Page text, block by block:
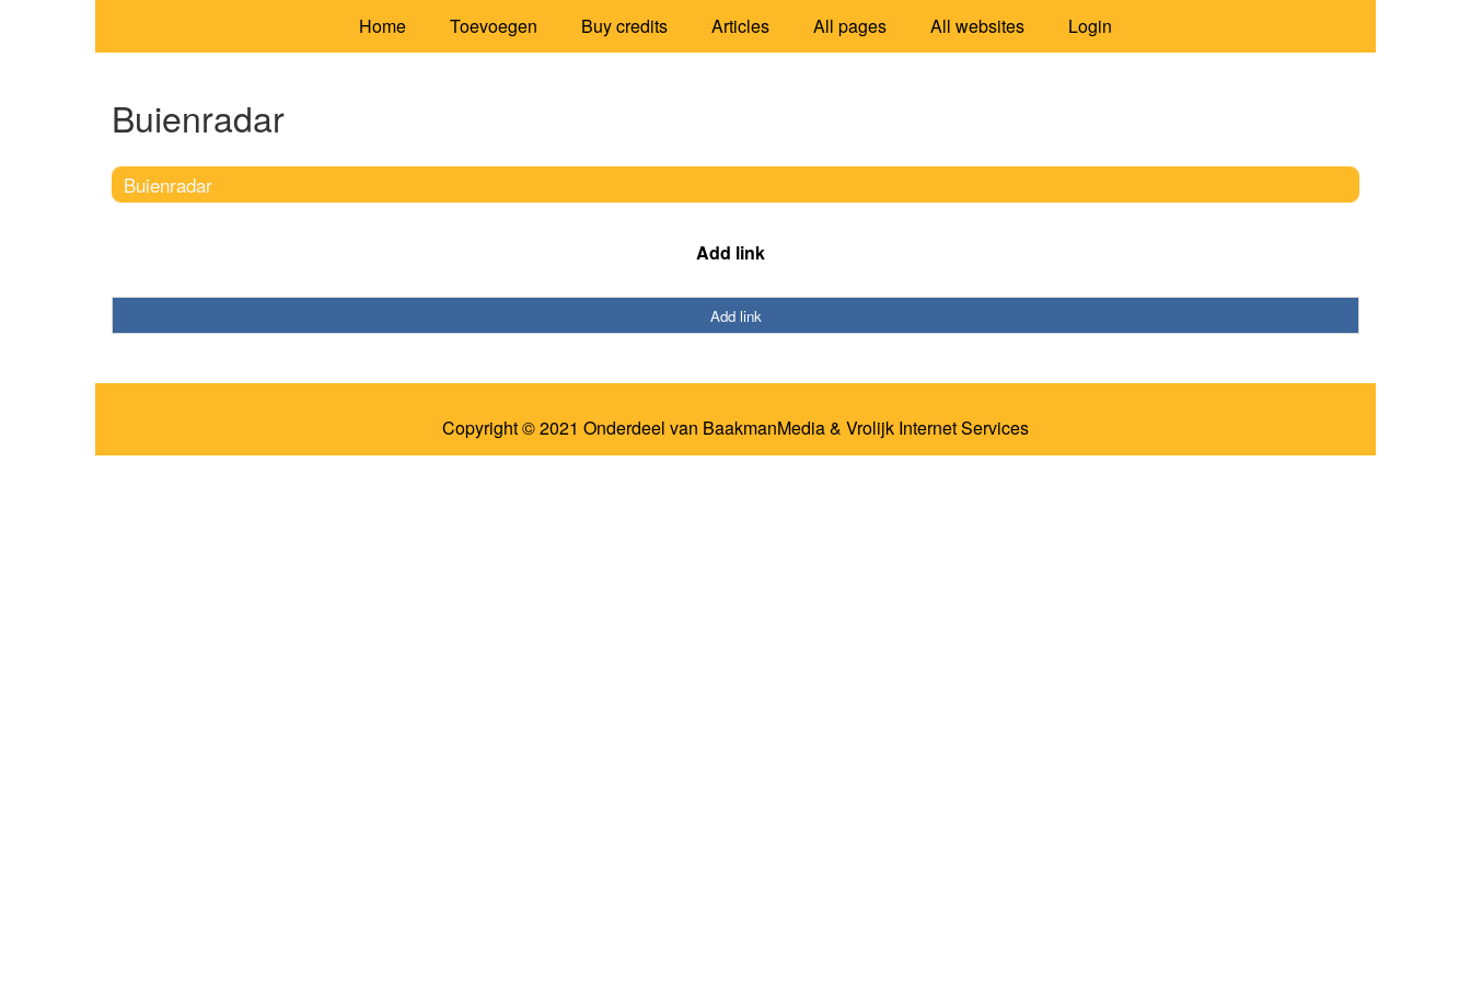
Home Toevoegen Buy credits Articles All pages All websites Login
Buienradar
Buienradar
Add link
Add link
Copyright © 2021 Onderdeel van BaakmanMedia& Vrolijk Internet Services